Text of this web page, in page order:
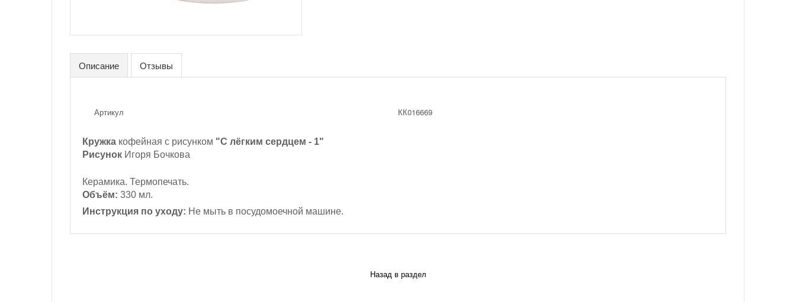
Описание Отзывы
Артикул КК016669
Кружка кофейная с рисунком "С лёгким сердцем - 1"
Рисунок Игоря Бочкова
Керамика. Термопечать.
Объём: 330 мл.
Инструкция по уходу: Не мыть в посудомоечной машине.
Назад в раздел